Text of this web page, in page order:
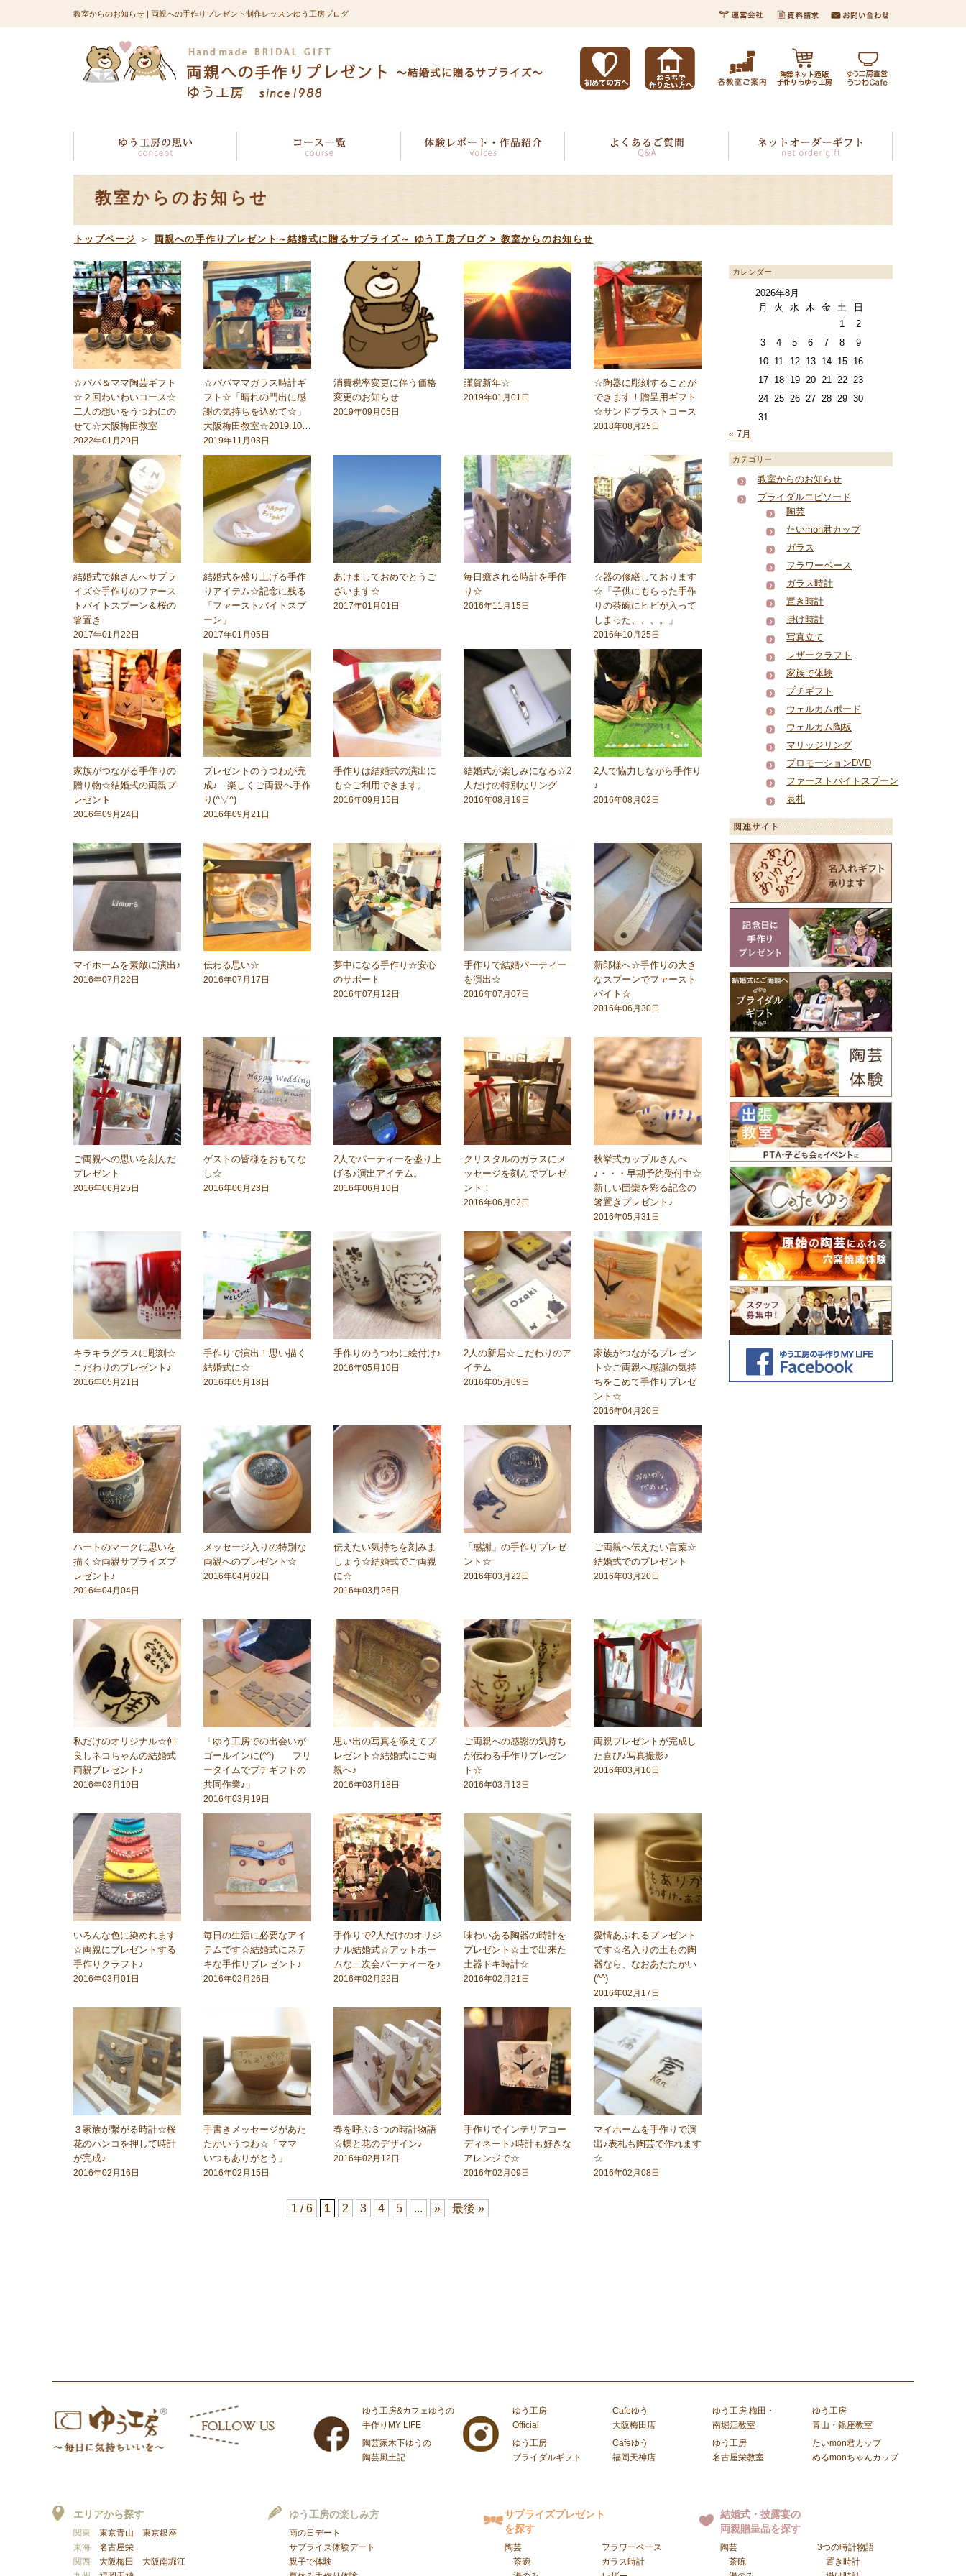
教室からのお知らせ | 両親への手作りプレゼント制作レッスンゆう工房ブログ
教室からのお知らせ
トップページ ＞ 両親への手作りプレゼント～結婚式に贈るサプライズ～ ゆう工房ブログ > 教室からのお知らせ
☆パパ＆ママ陶芸ギフト
☆２回わいわいコース☆
二人の想いをうつわにの
せて☆大阪梅田教室
2022年01月29日
☆パパママガラス時計ギ
フト☆「晴れの門出に感
謝の気持ちを込めて☆」
大阪梅田教室☆2019.10…
2019年11月03日
消費税率変更に伴う価格
変更のお知らせ
2019年09月05日
謹賀新年☆
2019年01月01日
☆陶器に彫刻することが
できます！贈呈用ギフト
☆サンドブラストコース
2018年08月25日
結婚式で娘さんへサプラ
イズ☆手作りのファース
トバイトスプーン＆桜の
箸置き
2017年01月22日
結婚式を盛り上げる手作
りアイテム☆記念に残る
「ファーストバイトスプ
ーン」
2017年01月05日
あけましておめでとうご
ざいます☆
2017年01月01日
毎日癒される時計を手作
り☆
2016年11月15日
☆器の修繕しております
☆「子供にもらった手作
りの茶碗にヒビが入って
しまった、、、。」
2016年10月25日
家族がつながる手作りの
贈り物☆結婚式の両親プ
レゼント
2016年09月24日
プレゼントのうつわが完
成♪ 楽しくご両親へ手作
り(^▽^)
2016年09月21日
手作りは結婚式の演出に
も☆ご利用できます。
2016年09月15日
結婚式が楽しみになる☆2
人だけの特別なリング
2016年08月19日
2人で協力しながら手作り
♪
2016年08月02日
マイホームを素敵に演出♪
2016年07月22日
伝わる思い☆
2016年07月17日
夢中になる手作り☆安心
のサポート
2016年07月12日
手作りで結婚パーティー
を演出☆
2016年07月07日
新郎様へ☆手作りの大き
なスプーンでファースト
バイト☆
2016年06月30日
ご両親への思いを刻んだ
プレゼント
2016年06月25日
ゲストの皆様をおもてな
し☆
2016年06月23日
2人でパーティーを盛り上
げる♪演出アイテム。
2016年06月10日
クリスタルのガラスにメ
ッセージを刻んでプレゼ
ント！
2016年06月02日
秋挙式カップルさんへ
♪・・・早期予約受付中☆
新しい団欒を彩る記念の
箸置きプレゼント♪
2016年05月31日
キラキラグラスに彫刻☆
こだわりのプレゼント♪
2016年05月21日
手作りで演出！思い描く
結婚式に☆
2016年05月18日
手作りのうつわに絵付け♪
2016年05月10日
2人の新居☆こだわりのア
イテム
2016年05月09日
家族がつながるプレゼン
ト☆ご両親へ感謝の気持
ちをこめて手作りプレゼ
ント☆
2016年04月20日
ハートのマークに思いを
描く☆両親サプライズプ
レゼント♪
2016年04月04日
メッセージ入りの特別な
両親へのプレゼント☆
2016年04月02日
伝えたい気持ちを刻みま
しょう☆結婚式でご両親
に☆
2016年03月26日
「感謝」の手作りプレゼ
ント☆
2016年03月22日
ご両親へ伝えたい言葉☆
結婚式でのプレゼント
2016年03月20日
私だけのオリジナル☆仲
良しネコちゃんの結婚式
両親プレゼント♪
2016年03月19日
「ゆう工房での出会いが
ゴールインに(^^) フリ
ータイムでプチギフトの
共同作業♪」
2016年03月19日
思い出の写真を添えてプ
レゼント☆結婚式にご両
親へ♪
2016年03月18日
ご両親への感謝の気持ち
が伝わる手作りプレゼン
ト☆
2016年03月13日
両親プレゼントが完成し
た喜び♪写真撮影♪
2016年03月10日
いろんな色に染めれます
☆両親にプレゼントする
手作りクラフト♪
2016年03月01日
毎日の生活に必要なアイ
テムです☆結婚式にステ
キな手作りプレゼント♪
2016年02月26日
手作りで2人だけのオリジ
ナル結婚式☆アットホー
ムな二次会パーティーを♪
2016年02月22日
味わいある陶器の時計を
プレゼント☆土で出来た
土器ドキ時計☆
2016年02月21日
愛情あふれるプレゼント
です☆名入りの土もの陶
器なら、なおあたたかい
(^^)
2016年02月17日
３家族が繋がる時計☆桜
花のハンコを押して時計
が完成♪
2016年02月16日
手書きメッセージがあた
たかいうつわ☆「ママ
いつもありがとう」
2016年02月15日
春を呼ぶ３つの時計物語
☆蝶と花のデザイン♪
2016年02月12日
手作りでインテリアコー
ディネート♪時計も好きな
アレンジで☆
2016年02月09日
マイホームを手作りで演
出♪表札も陶芸で作れます
☆
2016年02月08日
1 / 6 1 2 3 4 5 ... » 最後 »
カレンダー
2026年8月
月
火 水 木 金 土
日
1
2
3
4 5 6 7 8
9
10
11 12 13 14 15
16
17
18 19 20 21 22 23
24 25 26 27 28 29 30
31
« 7月
カテゴリー
教室からのお知らせ
ブライダルエピソード
陶芸
たいmon君カップ
ガラス
フラワーベース
ガラス時計
置き時計
掛け時計
写真立て
レザークラフト
家族で体験
プチギフト
ウェルカムボード
ウェルカム陶板
マリッジリング
プロモーションDVD
ファーストバイトスプーン
表札
ゆう工房&カフェゆうの
手作りMY LIFE
ゆう工房
Official
Cafeゆう
大阪梅田店
ゆう工房 梅田・
南堀江教室
ゆう工房
青山・銀座教室
陶芸家木下ゆうの
陶芸風土記
ゆう工房
ブライダルギフト
Cafeゆう
福岡天神店
ゆう工房
名古屋栄教室
たいmon君カップ
めるmonちゃんカップ
エリアから探す
関東 東京青山
東京銀座
東海 名古屋栄
関西 大阪梅田
大阪南堀江
ゆう工房の楽しみ方
雨の日デート
サプライズ体験デート
親子で体験
サプライズプレゼント
を探す
陶芸
茶碗
フラワーベース
ガラス時計
結婚式・披露宴の
両親贈呈品を探す
陶芸
茶碗
3つの時計物語
置き時計